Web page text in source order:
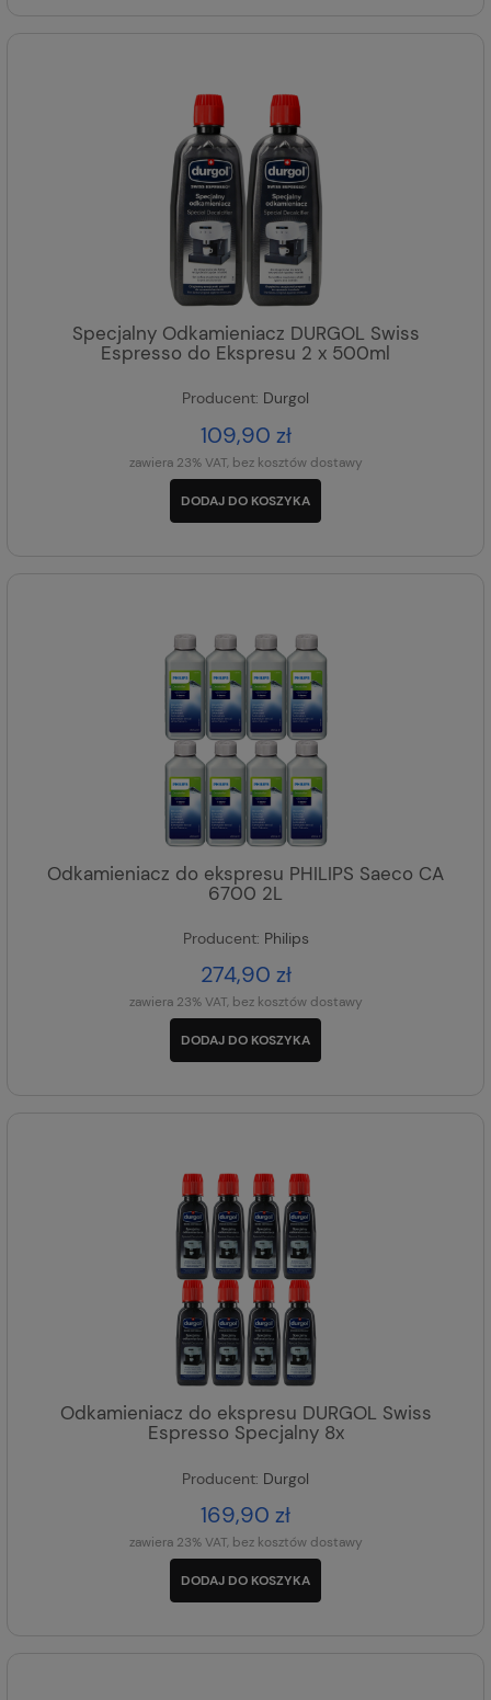
Specjalny Odkamieniacz DURGOL Swiss
Espresso do Ekspresu 2 x 500ml
Producent: Durgol
109,90 zł
zawiera 23% VAT, bez kosztów dostawy
DODAJ DO KOSZYKA
Odkamieniacz do ekspresu PHILIPS Saeco CA
6700 2L
Producent: Philips
274,90 zł
zawiera 23% VAT, bez kosztów dostawy
DODAJ DO KOSZYKA
Odkamieniacz do ekspresu DURGOL Swiss
Espresso Specjalny 8x
Producent: Durgol
169,90 zł
zawiera 23% VAT, bez kosztów dostawy
DODAJ DO KOSZYKA